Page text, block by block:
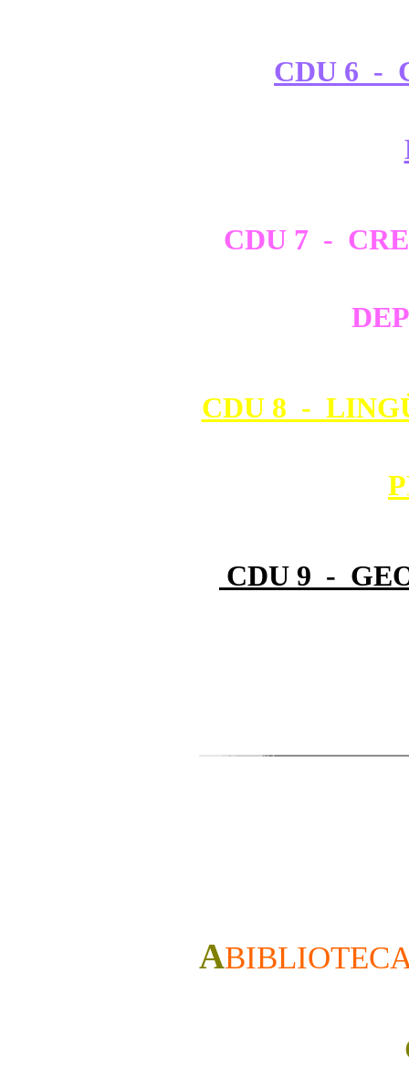
CDU 6 -
CDU 7 -
CDU 8 -
CDU 9 -
A